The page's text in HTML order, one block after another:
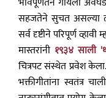
सहजतेने सुचत असल्या
सर्व दृष्टीने परिपूर्ण
मास्तरांनी १९३४ साली
चित्रपट संस्थेत प्रवेश
भक्तीगीतांना स्वतंत्र